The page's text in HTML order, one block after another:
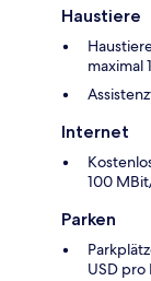
Haustiere
maximal
Internet
100
Parken
USD pro